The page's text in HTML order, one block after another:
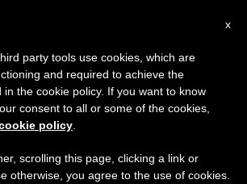
الأراضي المقدسة:
x
party tools use cookies, which are
and required to achieve the
in the cookie policy. If you want to know
consent to all or some of the cookies,
policy
scrolling this page, clicking a link or
otherwise, you agree to the use of cookies.